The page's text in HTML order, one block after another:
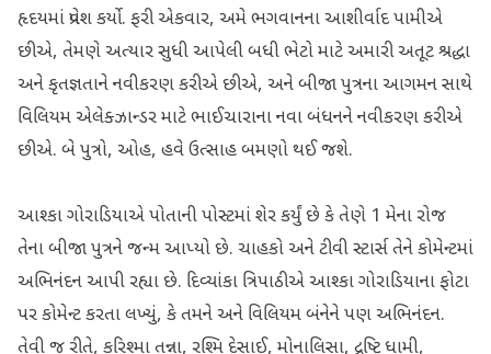
હૃદયમાં પ્રવેશ કર્યો. ફરી એકવાર, અમે ભગવાનના આશીર્વાદ પામીએ
છીએ, તેમણે અત્યાર સુધી આપેલી બધી ભેટો માટે અમારી અતૂટ શ્રદ્ધા
અને કૃતજ્ઞતાને નવીકરણ કરીએ છીએ, અને બીજા પુત્રના આગમન સાથે
વિલિયમ એલેક્ઝાન્ડર માટે ભાઈચારાના નવા બંધનને નવીકરણ કરીએ
છીએ. બે પુત્રો, ઓહ, હવે ઉત્સાહ બમણો થઈ જશે.
આશ્કા ગોરાડિયાએ પોતાની પોસ્ટમાં શેર કર્યું છે કે તેણે 1 મેના રોજ
તેના બીજા પુત્રને જન્મ આપ્યો છે. ચાહકો અને ટીવી સ્ટાર્સ તેને કોમેન્ટમાં
અભિનંદન આપી રહ્યા છે. દિવ્યાંકા ત્રિપાઠીએ આશ્કા ગોરાડિયાના ફોટા
પર કોમેન્ટ કરતા લખ્યું, કે તમને અને વિલિયમ બંનેને પણ અભિનંદન.
તેવી જ રીતે, કરિશ્મા તન્ના, રશ્મિ દેસાઈ, મોનાલિસા, દ્રષ્ટિ ધામી,